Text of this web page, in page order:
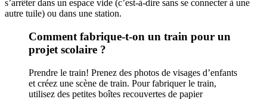
s’arrêter dans un espace vide (c’est-à-dire sans se connecter à une
autre tuile) ou dans une station.
Comment fabrique-t-on un train pour un
projet scolaire ?
Prendre le train! Prenez des photos de visages d’enfants
et créez une scène de train. Pour fabriquer le train,
utilisez des petites boîtes recouvertes de papier